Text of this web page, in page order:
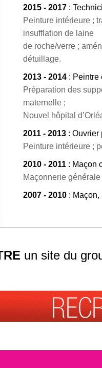
2015 - 2017 :
Peinture intérieure ;
insufflation de laine
de roche/verre ;
détuillage.
2013 - 2014 : Peintre
Préparation des
maternelle ;
Nouvel hôpital
2011 - 2013 : Ouvrier
Peinture intérieure ;
2010 - 2011 : Maçon
Maçonnerie générale
2007 - 2010 :
un site du